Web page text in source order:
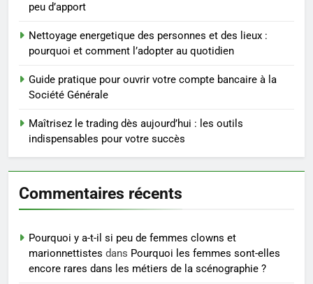
Postures de yoga essentielles
rapidement et durable
BIEN ÊTRE
5
Infection chronique de l’oreille :
tout ce qu’il faut savoir sur les
saignements
SANTÉ
6
peau éclatante grâce à The
Ordinary
SANTÉ
peu d’apport
Nettoyage energetique des personnes et des lieux :
pourquoi et comment l’adopter au quotidien
Guide pratique pour ouvrir votre compte bancaire à la
Société Générale
Maîtrisez le trading dès aujourd’hui : les outils
indispensables pour votre succès
Commentaires récents
Pourquoi y a-t-il si peu de femmes clowns et
marionnettistes dans Pourquoi les femmes sont-elles
encore rares dans les métiers de la scénographie ?